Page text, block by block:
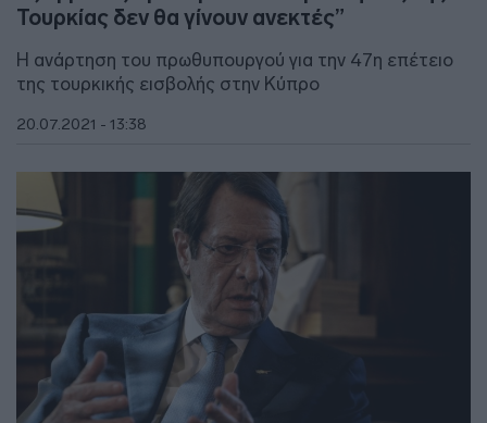
Τουρκίας δεν θα γίνουν ανεκτές”
Η ανάρτηση του πρωθυπουργού για την 47η επέτειο
της τουρκικής εισβολής στην Κύπρο
20.07.2021 - 13:38